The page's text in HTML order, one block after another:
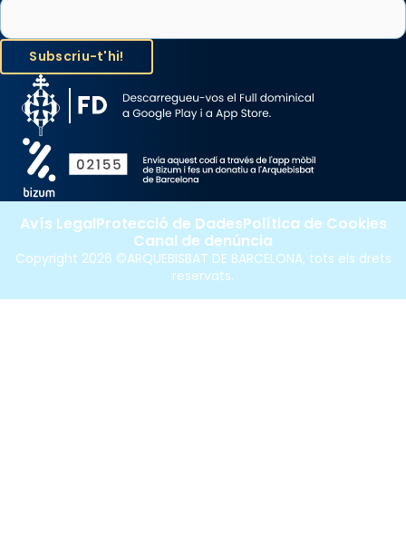
Copyright 2026 ©ARQUEBISBAT DE BARCELONA, tots els drets
reservats.
Avís LegalProtecció de DadesPolítica de Cookies
Canal de denúncia